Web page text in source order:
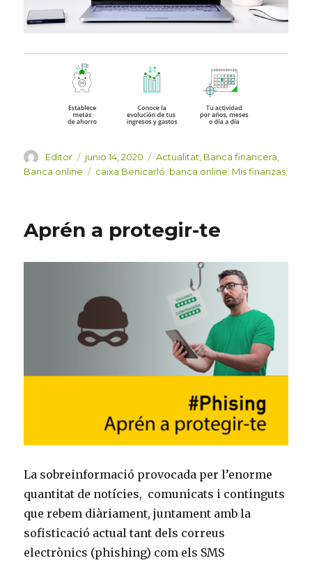
Autor
Editor
Publicado
el
junio 14, 2020 Categorías
Actualitat Banca financera
Banca online
Etiquetas
caixa Benicarló; banca online; Mis finanzas;
Aprén a protegir-te
La sobreinformació provocada per l’enorme
quantitat de notícies, comunicats i continguts
que rebem diàriament, juntament amb la
sofisticació actual tant dels correus
electrònics (phishing) com els SMS